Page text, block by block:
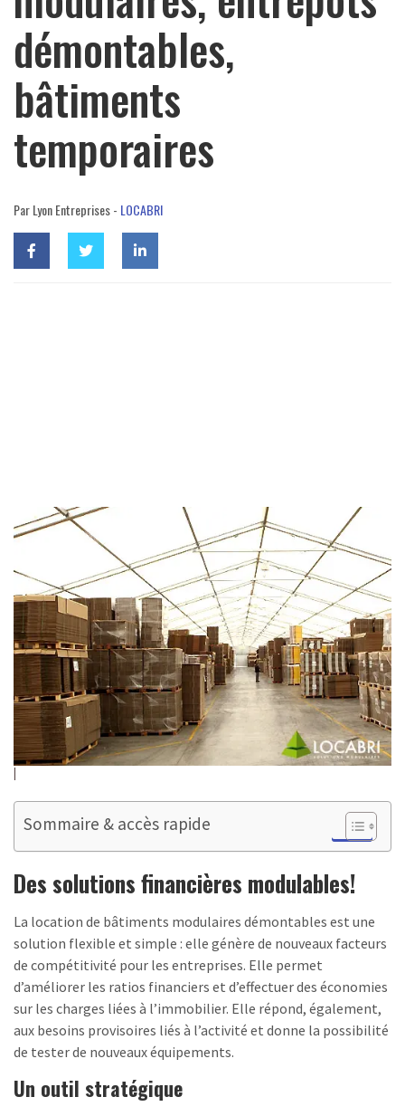
démontables,
bâtiments
temporaires
Par Lyon Entreprises - LOCABRI
Sommaire & accès rapide
Des solutions financières modulables!
La location de bâtiments modulaires démontables est une
solution flexible et simple : elle génère de nouveaux facteurs
de compétitivité pour les entreprises. Elle permet
d’améliorer les ratios financiers et d’effectuer des économies
sur les charges liées à l’immobilier. Elle répond, également,
aux besoins provisoires liés à l’activité et donne la possibilité
de tester de nouveaux équipements.
Un outil stratégique